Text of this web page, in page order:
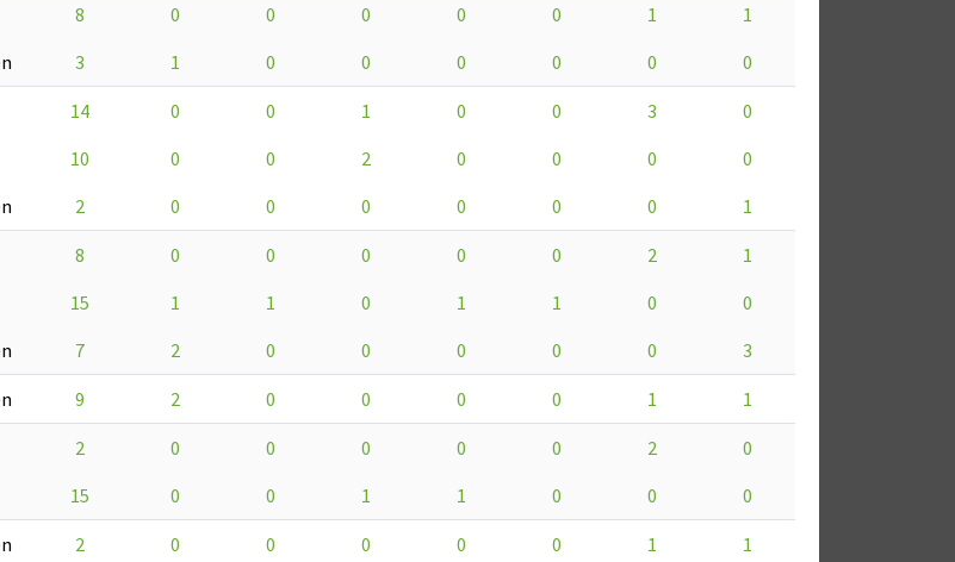
8 0 0 0 0 0 1
1
3 1 0 0 0 0 0 0
14 0 0 1 0 0 3
0
10 0 0 2 0 0 0
0
2 0 0 0 0 0 0 1
8 0 0 0 0 0 2
1
15 1 1 0 1 1 0
0
7 2 0 0 0 0 0 3
9 2 0 0 0 0 1 1
2 0 0 0 0 0 2
0
15 0 0 1 1 0 0 0
2 0 0 0 0 0 1 1